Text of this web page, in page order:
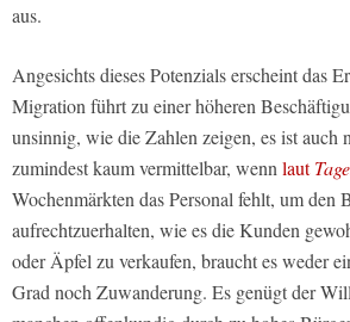
aus.
Angesichts dieses Potenzials erscheint das
Migration führt zu einer höheren
unsinnig, wie die Zahlen zeigen, es ist auch
zumindest kaum vermittelbar, wenn laut
Wochenmärkten das Personal fehlt, um den
aufrechtzuerhalten, wie es die Kunden
oder Äpfel zu verkaufen, braucht es weder
Grad noch Zuwanderung. Es genügt der